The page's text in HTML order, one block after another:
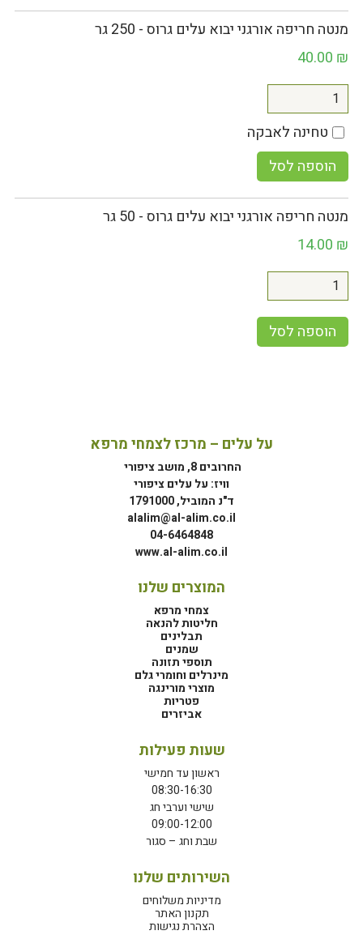
מנטה חריפה אורגני יבוא עלים גרוס - 250 גר
40.00 ₪
טחינה לאבקה
הוספה לסל
מנטה חריפה אורגני יבוא עלים גרוס - 50 גר
14.00 ₪
הוספה לסל
על עלים – מרכז לצמחי מרפא
החרובים 8, מושב ציפורי
וויז: על עלים ציפורי
ד"נ המוביל, 1791000
alalim@al-alim.co.il
04-6464848
www.al-alim.co.il
המוצרים שלנו
צמחי מרפא
חליטות להנאה
תבלינים
שמנים
תוספי תזונה
מינרלים וחומרי גלם
מוצרי מורינגה
פטריות
אביזרים
שעות פעילות
ראשון עד חמישי
08:30-16:30
שישי וערבי חג
09:00-12:00
שבת וחג – סגור
השירותים שלנו
מדיניות משלוחים
תקנון האתר
הצהרת נגישות